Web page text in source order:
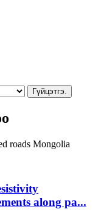
Гүйцэтгэ.
roads Mongolia
along pa...